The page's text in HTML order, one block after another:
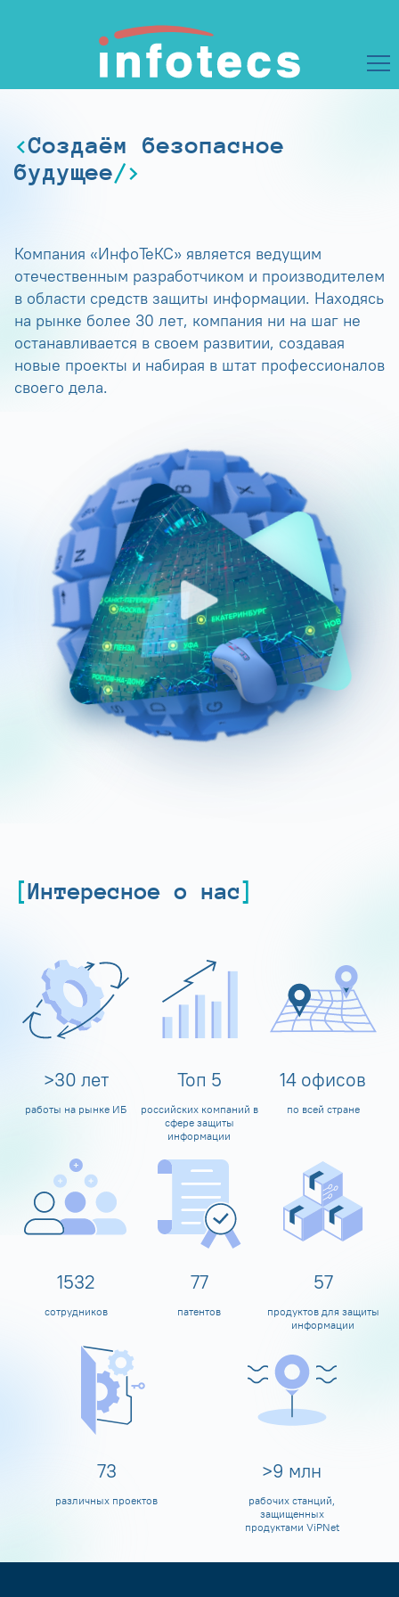
Создаём безопасное
будущее
Компания «ИнфоТеКС» является ведущим
отечественным разработчиком и производителем
в области средств защиты информации. Находясь
на рынке более 30 лет, компания ни на шаг не
останавливается в своем развитии, создавая
новые проекты и набирая в штат профессионалов
своего дела.
Интересное о нас
>30 лет
работы на рынке ИБ
Топ 5
российских компаний в
сфере защиты
информации
14 офисов
по всей стране
1600
сотрудников
80
патентов
60
продуктов для защиты
информации
80
различных проектов
>10 млн
рабочих станций,
защищенных
продуктами ViPNet